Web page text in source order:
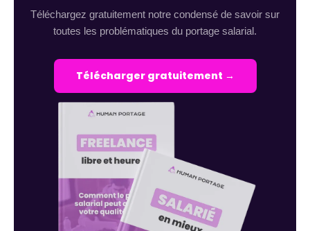
Téléchargez gratuitement notre condensé de savoir sur
toutes les problématiques du portage salarial.
Télécharger gratuitement →